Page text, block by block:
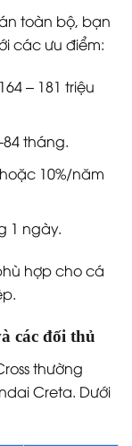
toàn bộ, bạn
các ưu điểm:
– 181 triệu
tháng.
10%/năm
1 ngày.
hợp cho cá
các đối thủ
thường
Creta. Dưới